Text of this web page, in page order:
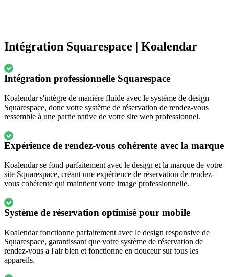
Intégration Squarespace | Koalendar
Intégration professionnelle Squarespace
Koalendar s'intègre de manière fluide avec le système de design
Squarespace, donc votre système de réservation de rendez-vous
ressemble à une partie native de votre site web professionnel.
Expérience de rendez-vous cohérente avec la marque
Koalendar se fond parfaitement avec le design et la marque de votre
site Squarespace, créant une expérience de réservation de rendez-
vous cohérente qui maintient votre image professionnelle.
Système de réservation optimisé pour mobile
Koalendar fonctionne parfaitement avec le design responsive de
Squarespace, garantissant que votre système de réservation de
rendez-vous a l'air bien et fonctionne en douceur sur tous les
appareils.